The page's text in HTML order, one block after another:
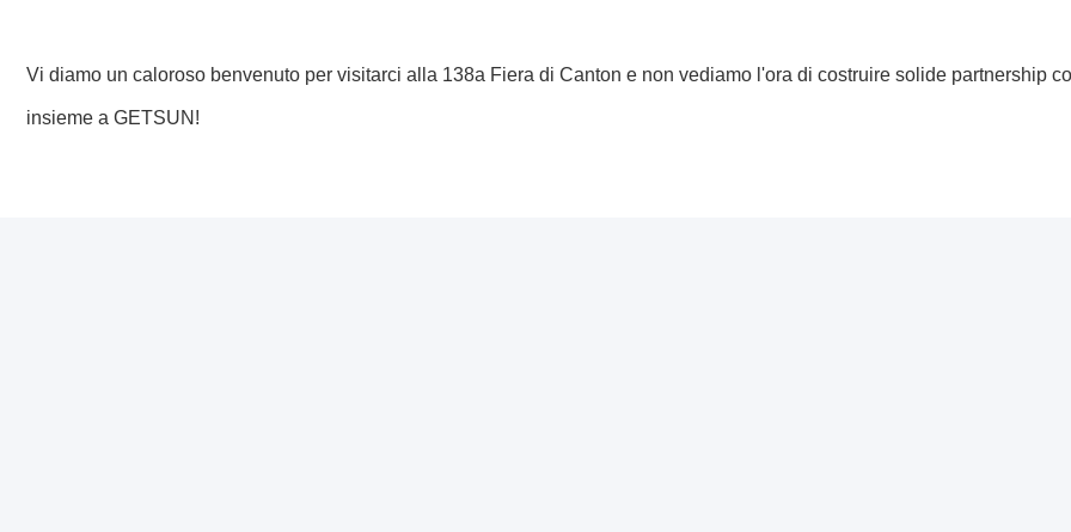
Perché visitare GETSUN alla Fiera di Canton?